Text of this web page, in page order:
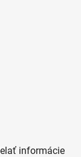
informácie